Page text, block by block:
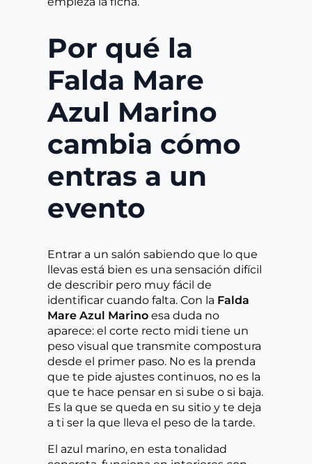
Por qué la
Falda Mare
Azul Marino
cambia cómo
entras a un
evento
Entrar a un salón sabiendo que lo que
llevas está bien es una sensación difícil
de describir pero muy fácil de
identificar cuando falta. Con la Falda
Mare Azul Marino esa duda no
aparece: el corte recto midi tiene un
peso visual que transmite compostura
desde el primer paso. No es la prenda
que te pide ajustes continuos, no es la
que te hace pensar en si sube o si baja.
Es la que se queda en su sitio y te deja
a ti ser la que lleva el peso de la tarde.
El azul marino, en esta tonalidad